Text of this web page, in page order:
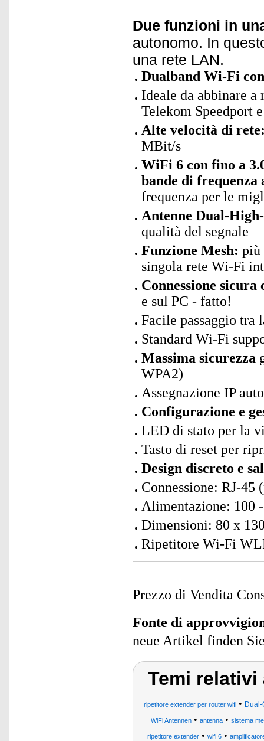
Due funzioni in
autonomo. In
una rete LAN.
Dualband Wi-Fi
Ideale da abbinare
Telekom Speedport
Alte velocità di
MBit/s
WiFi 6 con fino a
bande di frequenza
frequenza per le
Antenne Dual-
qualità del segnale
Funzione Mesh: più
singola rete Wi-Fi
Connessione sicura
e sul PC - fatto!
Facile passaggio tra
Standard Wi-Fi
Massima sicurezza
WPA2)
Assegnazione IP
Configurazione e
LED di stato per la
Tasto di reset per
Design discreto e
Connessione: RJ-45
Alimentazione: 100
Dimensioni: 80 x
Ripetitore Wi-Fi
Prezzo di Vendita
Fonte di
neue Artikel finden
Temi relativi
ripetitore extender per router wifi•
WiFi Antennen • antenna • sistema
ripetitore extender• wifi 6•